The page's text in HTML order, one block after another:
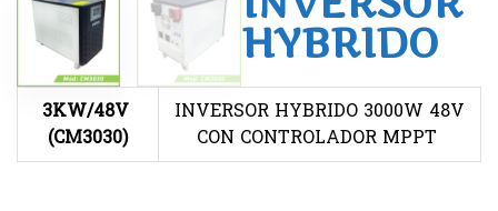
HYBRIDO
3KW/48V
(CM3030)
INVERSOR HYBRIDO 3000W 48V
CON CONTROLADOR MPPT